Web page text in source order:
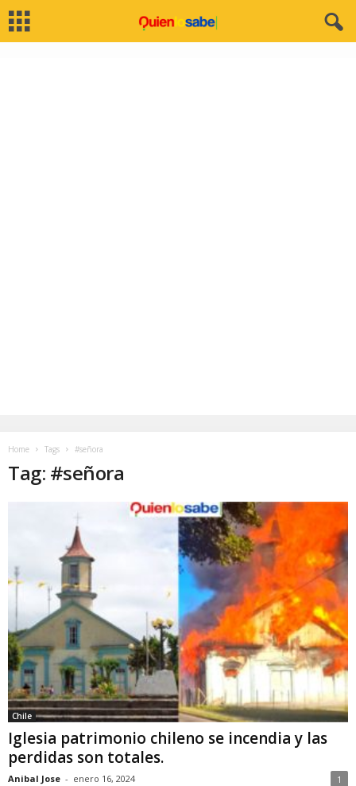
Home Tags #señora
Tag: #señora
Chile
Iglesia patrimonio chileno se incendia y las
perdidas son totales.
Anibal Jose - enero 16, 2024 1